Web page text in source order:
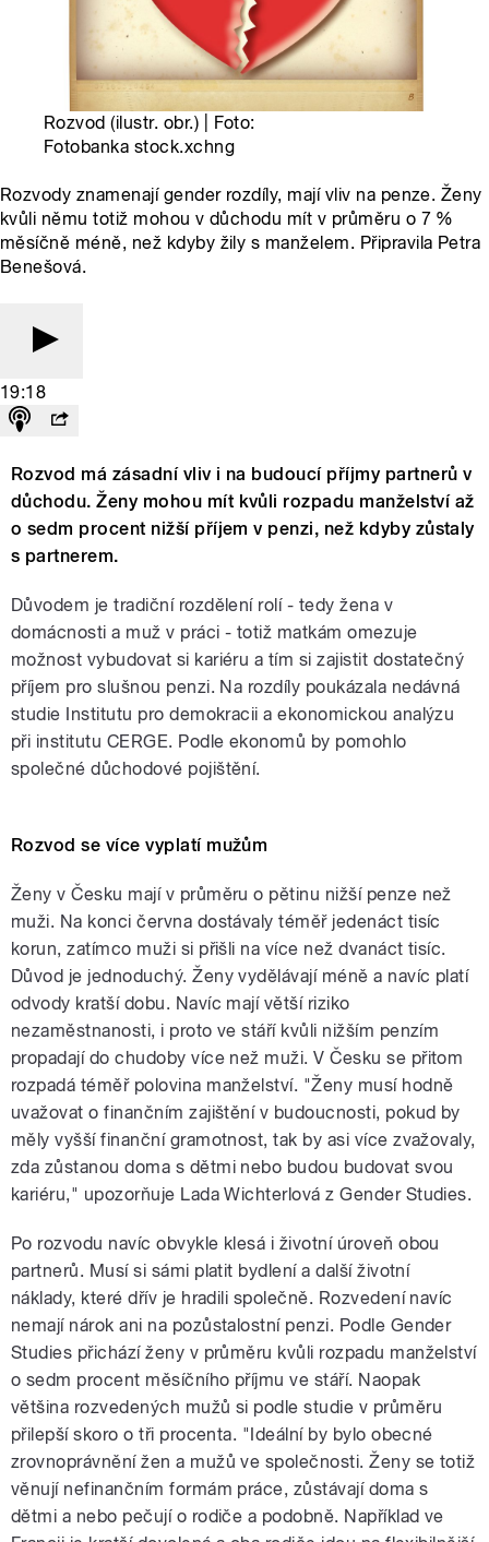
Rozvod (ilustr. obr.) | Foto:
Fotobanka stock.xchng
Rozvody znamenají gender rozdíly, mají vliv na penze. Ženy
kvůli němu totiž mohou v důchodu mít v průměru o 7 %
měsíčně méně, než kdyby žily s manželem. Připravila Petra
Benešová.
19:18
Rozvod má zásadní vliv i na budoucí příjmy partnerů v
důchodu. Ženy mohou mít kvůli rozpadu manželství až
o sedm procent nižší příjem v penzi, než kdyby zůstaly
s partnerem.
Důvodem je tradiční rozdělení rolí - tedy žena v
domácnosti a muž v práci - totiž matkám omezuje
možnost vybudovat si kariéru a tím si zajistit dostatečný
příjem pro slušnou penzi. Na rozdíly poukázala nedávná
studie Institutu pro demokracii a ekonomickou analýzu
při institutu CERGE. Podle ekonomů by pomohlo
společné důchodové pojištění.
Rozvod se více vyplatí mužům
Ženy v Česku mají v průměru o pětinu nižší penze než
muži. Na konci června dostávaly téměř jedenáct tisíc
korun, zatímco muži si přišli na více než dvanáct tisíc.
Důvod je jednoduchý. Ženy vydělávají méně a navíc platí
odvody kratší dobu. Navíc mají větší riziko
nezaměstnanosti, i proto ve stáří kvůli nižším penzím
propadají do chudoby více než muži. V Česku se přitom
rozpadá téměř polovina manželství. "Ženy musí hodně
uvažovat o finančním zajištění v budoucnosti, pokud by
měly vyšší finanční gramotnost, tak by asi více zvažovaly,
zda zůstanou doma s dětmi nebo budou budovat svou
kariéru," upozorňuje Lada Wichterlová z Gender Studies.
Po rozvodu navíc obvykle klesá i životní úroveň obou
partnerů. Musí si sámi platit bydlení a další životní
náklady, které dřív je hradili společně. Rozvedení navíc
nemají nárok ani na pozůstalostní penzi. Podle Gender
Studies přichází ženy v průměru kvůli rozpadu manželství
o sedm procent měsíčního příjmu ve stáří. Naopak
většina rozvedených mužů si podle studie v průměru
přilepší skoro o tři procenta. "Ideální by bylo obecné
zrovnoprávnění žen a mužů ve společnosti. Ženy se totiž
věnují nefinančním formám práce, zůstávají doma s
dětmi a nebo pečují o rodiče a podobně. Například ve